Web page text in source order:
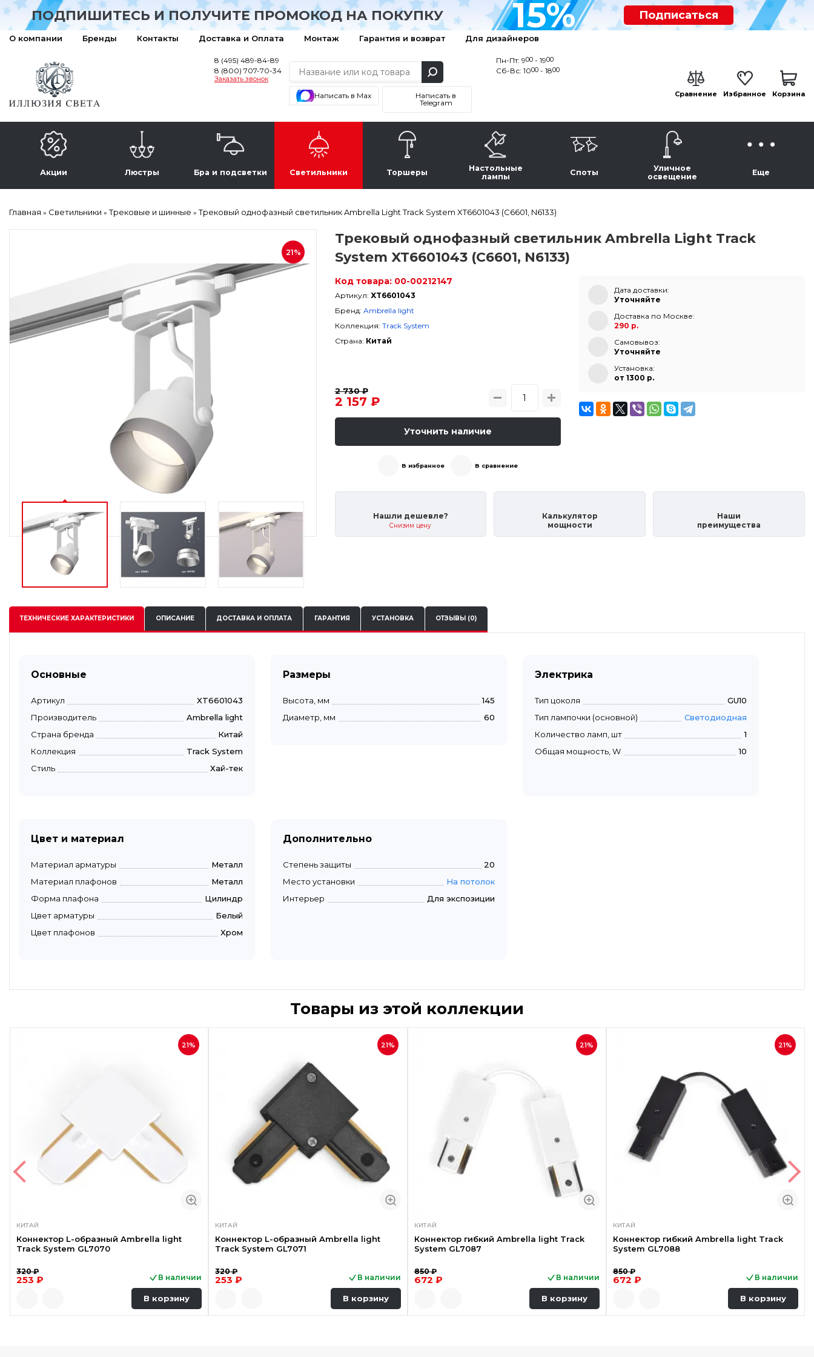
ПОДПИШИТЕСЬ И ПОЛУЧИТЕ ПРОМОКОД НА ПОКУПКУ 15% Подписаться
О компании Бренды Контакты Доставка и Оплата Монтаж Гарантия и возврат Для дизайнеров
8 (495) 489-84-89
8 (800) 707-70-34
Заказать звонок
Написать в Max
Написать в
Telegram
Пн-Пт: 900 - 1900
Сб-Вс: 1000 - 1800
Сравнение Избранное Корзина
Акции Люстры Бра и подсветки Светильники Торшеры
Настольные
лампы
Споты
Уличное
освещение
Еще
Главная » Светильники »Трековые и шинные »Трековый однофазный светильник Ambrella Light Track System XT6601043 (C6601, N6133)
21%
Трековый однофазный светильник Ambrella Light Track
System XT6601043 (C6601, N6133)
Код товара: 00-00212147
Артикул: XT6601043
Бренд: Ambrella light
Коллекция: Track System
Страна: Китай
2 730 ₽
2 157 ₽
Уточнить наличие
В избранное В сравнение
Дата доставки:
Уточняйте
Доставка по Москве:
290 р.
Самовывоз:
Уточняйте
Установка:
от 1300 p.
Нашли дешевле?
Снизим цену
Калькулятор
мощности
Наши
преимущества
ТЕХНИЧЕСКИЕХАРАКТЕРИСТИКИ ОПИСАНИЕ ДОСТАВКА И ОПЛАТА ГАРАНТИЯ УСТАНОВКА ОТЗЫВЫ (0)
Основные
Артикул
XT6601043
Производитель
Ambrella light
Страна бренда
Китай
Коллекция
Track System
Стиль
Хай-тек
Размеры
Высота, мм
145
Диаметр, мм
60
Электрика
Тип цоколя
GU10
Тип лампочки (основной)
Светодиодная
Количество ламп, шт
1
Общая мощность, W
10
Цвет и материал
Материал арматуры
Металл
Материал плафонов
Металл
Форма плафона
Цилиндр
Цвет арматуры
Белый
Цвет плафонов
Хром
Дополнительно
Степень защиты
20
Место установки
На потолок
Интерьер
Для экспозиции
Товары из этой коллекции
21%
КИТАЙ
Коннектор L-образный Ambrella light
Track System GL7070
320 ₽
253 ₽ В наличии
В корзину
21%
КИТАЙ
Коннектор L-образный Ambrella light
Track System GL7071
320 ₽
253 ₽ В наличии
В корзину
21%
КИТАЙ
Коннектор гибкий Ambrella light Track
System GL7087
850 ₽
672 ₽ В наличии
В корзину
21%
КИТАЙ
Коннектор гибкий Ambrella light Track
System GL7088
850 ₽
672 ₽ В наличии
В корзину
Быстрый просмотр Быстрый просмотр